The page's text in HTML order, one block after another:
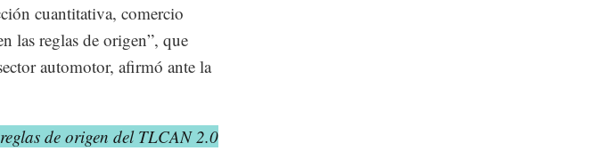
cuantitativa, comercio
las reglas de origen”, que
automotor, afirmó ante la
de origen del TLCAN 2.0